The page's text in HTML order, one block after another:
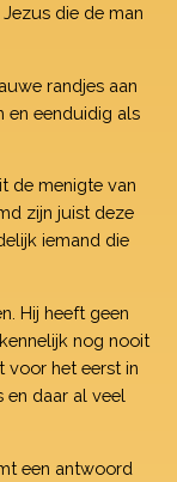
die de man
randjes aan
en eenduidig als
de menigte van
zijn juist deze
iemand die
Hij heeft geen
nog nooit
voor het eerst in
en daar al veel
een antwoord